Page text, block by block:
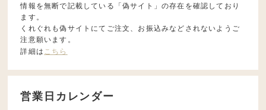
情報を無断で記載している「偽サイト」の存在を確認しており
ます。
くれぐれも偽サイトにてご注文、お振込みなどされないようご
注意願います。
詳細は こちら
営業日カレンダー